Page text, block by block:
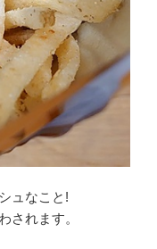
ュなこと!
されます。